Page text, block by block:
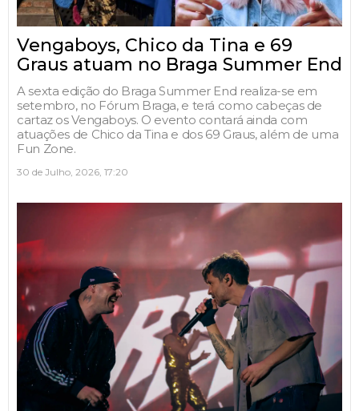
Vengaboys, Chico da Tina e 69
Graus atuam no Braga Summer End
A sexta edição do Braga Summer End realiza-se em
setembro, no Fórum Braga, e terá como cabeças de
cartaz os Vengaboys. O evento contará ainda com
atuações de Chico da Tina e dos 69 Graus, além de uma
Fun Zone.
30 de Julho, 2026, 17:20